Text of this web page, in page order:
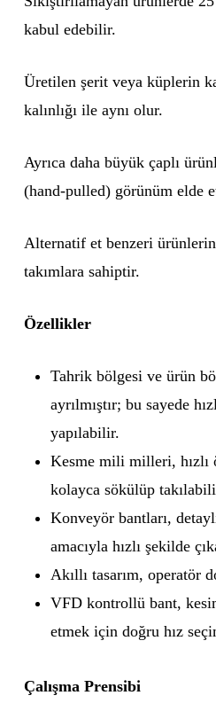
kabul edebilir.
Üretilen şerit veya küplerin
kalınlığı ile aynı olur.
Ayrıca daha büyük çaplı
(hand-pulled) görünüm elde
Alternatif et benzeri
takımlara sahiptir.
Özellikler
Tahrik bölgesi ve ürün
ayrılmıştır; bu sayede
yapılabilir.
Kesme mili milleri,
kolayca sökülüp
Konveyör bantları,
amacıyla hızlı şekilde
Akıllı tasarım, operatör
VFD kontrollü bant,
etmek için doğru hız
Çalışma Prensibi